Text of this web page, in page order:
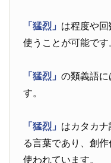
「猛烈」 は程度や
使うことが可能です
「猛烈」の類義語に
す。
「猛烈」 はカタカナ
る言葉であり、創
使われています。